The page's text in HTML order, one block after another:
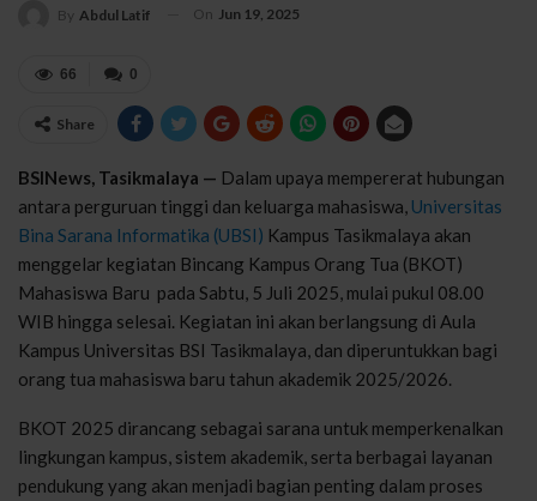
By Abdul Latif On Jun 19, 2025
0
66
Share
BSINews, Tasikmalaya — Dalam upaya mempererat hubungan
antara perguruan tinggi dan keluarga mahasiswa, Universitas
Bina Sarana Informatika (UBSI) Kampus Tasikmalaya akan
menggelar kegiatan Bincang Kampus Orang Tua (BKOT)
Mahasiswa Baru pada Sabtu, 5 Juli 2025, mulai pukul 08.00
WIB hingga selesai. Kegiatan ini akan berlangsung di Aula
Kampus Universitas BSI Tasikmalaya, dan diperuntukkan bagi
orang tua mahasiswa baru tahun akademik 2025/2026.
BKOT 2025 dirancang sebagai sarana untuk memperkenalkan
lingkungan kampus, sistem akademik, serta berbagai layanan
pendukung yang akan menjadi bagian penting dalam proses